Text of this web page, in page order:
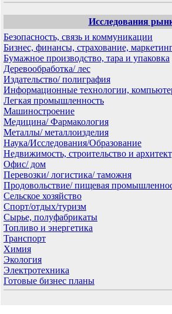
Исследования
Безопасность, связь и коммуникации
Бизнес, финансы, страхование,
Бумажное производство, тара и упаковка
Деревообработка/ лес
Издательство/ полиграфия
Информационные технологии,
Легкая промышленность
Машиностроение
Медицина/ Фармакология
Металлы/ металлоизделия
Наука/Исследования/Образование
Недвижимость, строительство и
Офис/ дом
Перевозки/ логистика/ таможня
Продовольствие/ пищевая
Сельское хозяйство
Спорт/отдых/туризм
Сырье, полуфабрикаты
Топливо и энергетика
Транспорт
Химия
Экология
Электротехника
Готовые бизнес планы